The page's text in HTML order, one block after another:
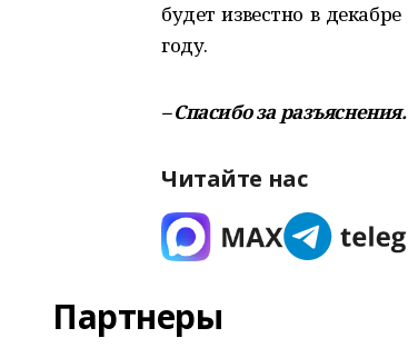
будет известно в
году.
– Спасибо за разъяснения.
Читайте нас
Партнеры